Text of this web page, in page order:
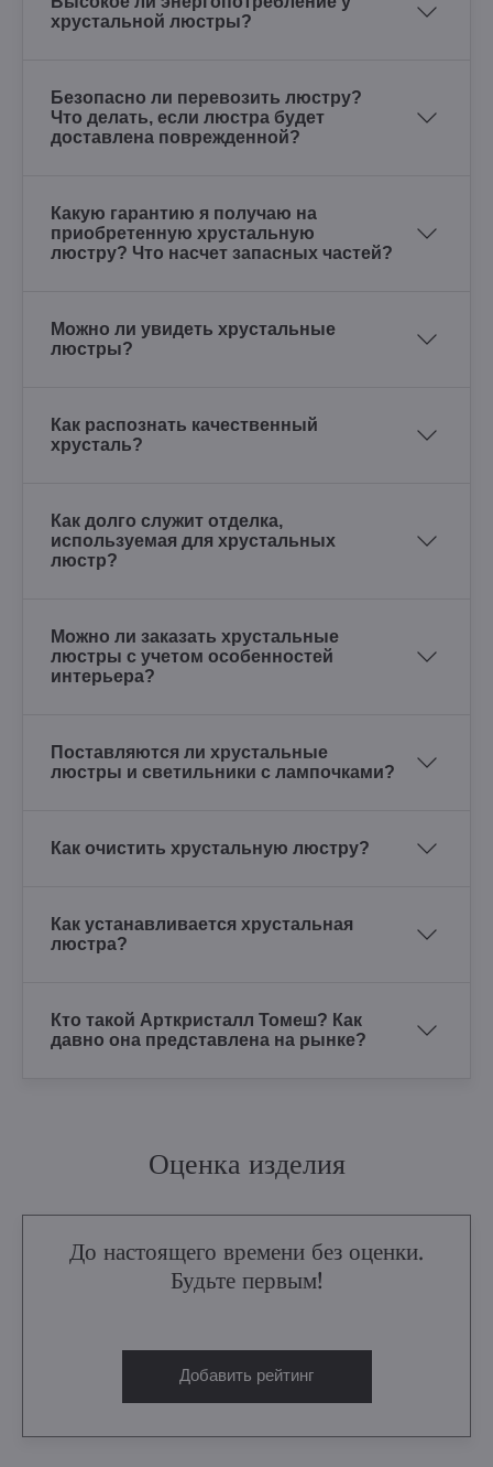
хрустальной люстры?
Безопасно ли перевозить люстру?
Что делать, если люстра будет
доставлена поврежденной?
Какую гарантию я получаю на
приобретенную хрустальную
люстру? Что насчет запасных частей?
Можно ли увидеть хрустальные
люстры?
Как распознать качественный
хрусталь?
Как долго служит отделка,
используемая для хрустальных
люстр?
Можно ли заказать хрустальные
люстры с учетом особенностей
интерьера?
Поставляются ли хрустальные
люстры и светильники с лампочками?
Как очистить хрустальную люстру?
Как устанавливается хрустальная
люстра?
Кто такой Арткристалл Томеш? Как
давно она представлена на рынке?
Оценка изделия
До настоящего времени без оценки.
Будьте первым!
Добавить рейтинг